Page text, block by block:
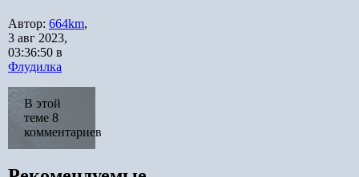
Автор: 664km,
3 авг 2023,
03:36:50 в
Флудилка
В этой
теме 8
комментариев